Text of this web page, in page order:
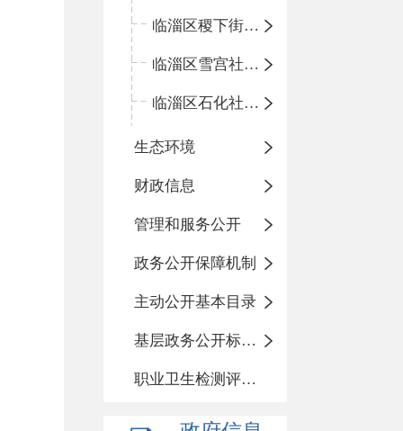
临淄区稷下街道淄江社区卫生服务中心
临淄区雪宫社区卫生服务中心
临淄区石化社区卫生服务中心
生态环境
财政信息
管理和服务公开
政务公开保障机制
主动公开基本目录
基层政务公开标准化目录
职业卫生检测评价信息